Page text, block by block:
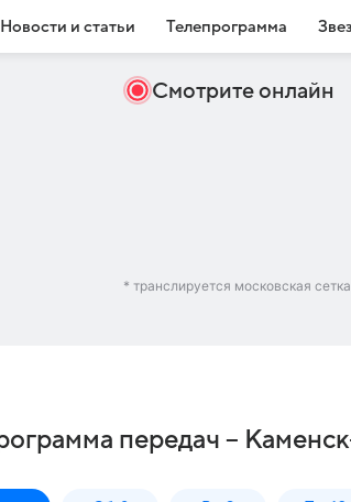
Новости и статьи Телепрограмма
Смотрите онлайн
* транслируется московская
передач –